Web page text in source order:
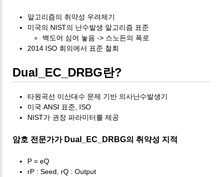
알고리즘의 취약성 우려제기
미국의 NIST의 난수발생 알고리즘 표준
백도어 심어 놓음 -> 스노든의 폭로
2014 ISO 회의에서 표준 철회
Dual_EC_DRBG란?
타원곡선 이산대수 문제 기반 의사난수발생기
미국 ANSI 표준, ISO
NIST가 권장 파라미터를 제공
암호 전문가가 Dual_EC_DRBG의 취약성 지적
P = eQ
rP : Seed, rQ : Output